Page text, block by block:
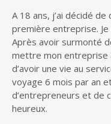
A 18 ans, j’ai décidé
première entreprise. Je
Après avoir surmonté
mettre mon entreprise
d’avoir une vie au
voyage 6 mois par an
d’entrepreneurs et de
heureux.